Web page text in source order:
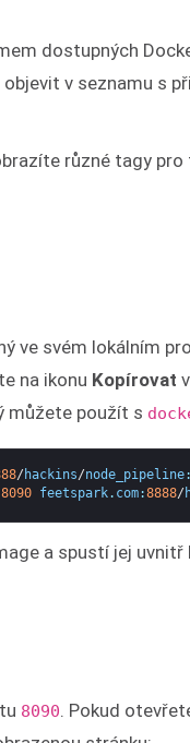
dostupných
v seznamu s
různé tagy
ve svém lokálním
na ikonu Kopírovat
můžete použít s
/ hackins/node_pipeline
8090 feetspark. com:8888/
a spustí jej uvnitř
8090 . Pokud